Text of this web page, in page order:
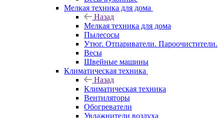
Мелкая техника для дома
Назад
Мелкая техника для дома
Пылесосы
Утюг. Отпариватели. Пароочистители.
Весы
Швейные машины
Климатическая техника
Назад
Климатическая техника
Вентиляторы
Обогреватели
Увлажнители воздуха